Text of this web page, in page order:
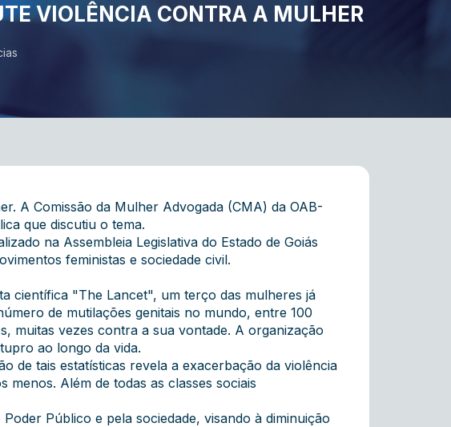
VIOLÊNCIA CONTRA A MULHER
A Comissão da Mulher Advogada (CMA) da OAB-
que discutiu o tema.
na Assembleia Legislativa do Estado de Goiás
feministas e sociedade civil.
científica "The Lancet", um terço das mulheres já
de mutilações genitais no mundo, entre 100
muitas vezes contra a sua vontade. A organização
ao longo da vida.
de tais estatísticas revela a exacerbação da violência
Além de todas as classes sociais
Público e pela sociedade, visando à diminuição